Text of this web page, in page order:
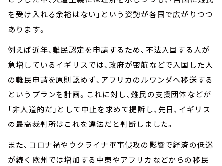
を受け入れる余裕はない」という姿勢が各国で広がりつつ
あります。
例えば近年、難民認定を申請するため、不法入国する人が
急増しているイギリスでは、政府が密航などで入国した人
の難民申請を原則認めず、アフリカのルワンダへ移送する
というプランを計画。これに対し、難民の支援団体などが
「非人道的だ」として中止を求めて提訴し、先日、イギリス
の最高裁判所はこれを違法だと判断しました。
また、コロナ禍やウクライナ軍事侵攻の影響で経済の低迷
が続く欧州では増加する中東やアフリカなどからの移民